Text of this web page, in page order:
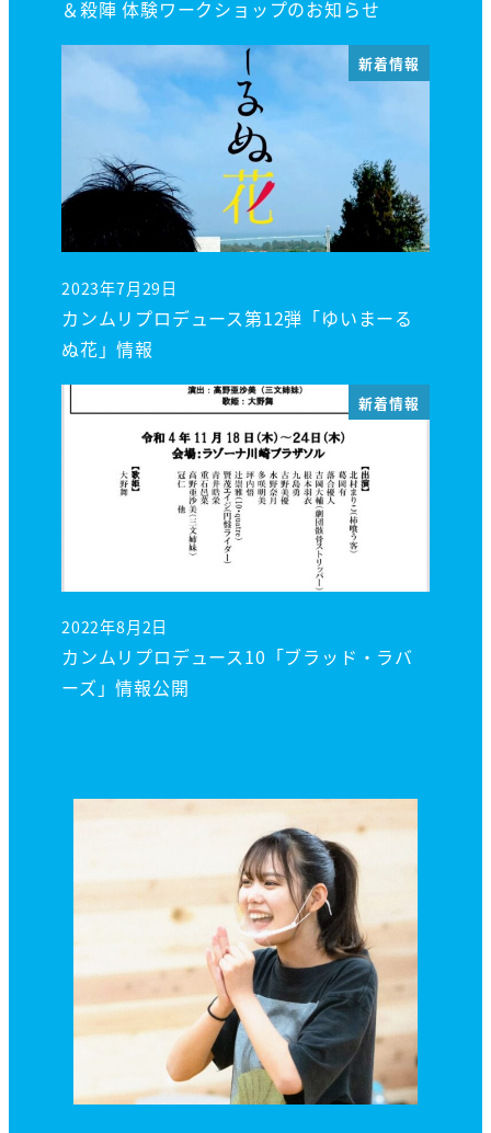
＆殺陣 体験ワークショップのお知らせ
新着情報
カンムリプロデュース第12弾「ゆいまーる
ぬ花」情報
投稿日
2023年7月29日
新着情報
カンムリプロデュース10「ブラッド・ラバ
ーズ」情報公開
投稿日
2022年8月2日